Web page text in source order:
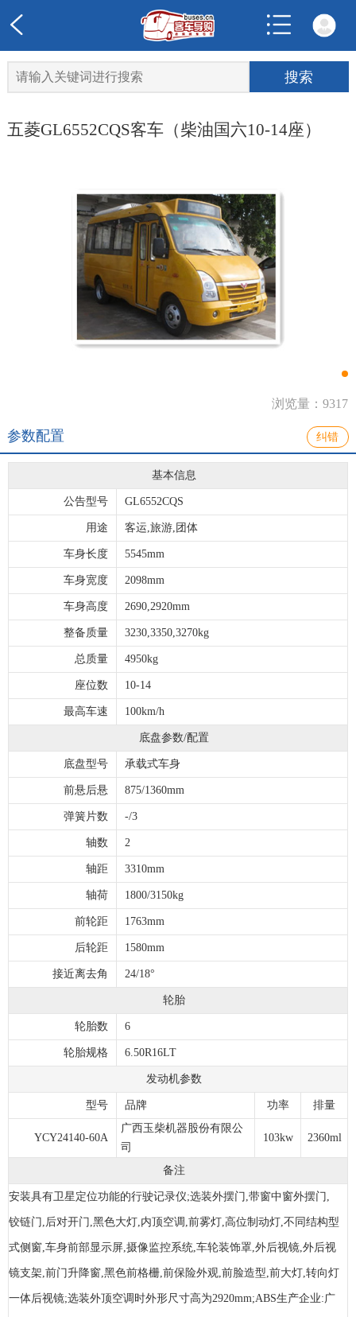
五菱GL6552CQS客车（柴油国六10-14座）
浏览量：9317
参数配置 纠错
基本信息
公告型号 GL6552CQS
用途 客运,旅游,团体
车身长度 5545mm
车身宽度 2098mm
车身高度 2690,2920mm
整备质量 3230,3350,3270kg
总质量 4950kg
座位数 10-14
最高车速 100km/h
底盘参数/配置
底盘型号 承载式车身
前悬后悬 875/1360mm
弹簧片数 -/3
轴数 2
轴距 3310mm
轴荷 1800/3150kg
前轮距 1763mm
后轮距 1580mm
接近离去角 24/18°
轮胎
轮胎数 6
轮胎规格 6.50R16LT
发动机参数
型号 品牌 功率 排量
YCY24140-60A
广西玉柴机器股份有限公
司
103kw 2360ml
备注
安装具有卫星定位功能的行驶记录仪;选装外摆门,带窗中窗外摆门,
铰链门,后对开门,黑色大灯,内顶空调,前雾灯,高位制动灯,不同结构型
式侧窗,车身前部显示屏,摄像监控系统,车轮装饰罩,外后视镜,外后视
镜支架,前门升降窗,黑色前格栅,前保险外观,前脸造型,前大灯,转向灯
一体后视镜;选装外顶空调时外形尺寸高为2920mm;ABS生产企业:广